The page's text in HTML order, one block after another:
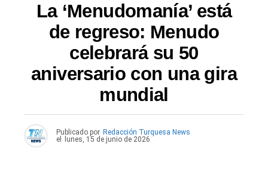
La ‘Menudomanía’ está
de regreso: Menudo
celebrará su 50
aniversario con una gira
mundial
Publicado por Redacción Turquesa News
el
lunes, 15 de junio de 2026